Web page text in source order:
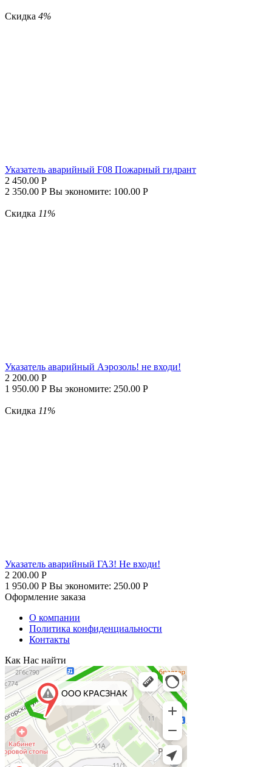
Скидка 4%
Указатель аварийный F08 Пожарный гидрант
2 450.00 Р
2 350.00 Р Вы экономите: 100.00 Р
Скидка 11%
Указатель аварийный Аэрозоль! не входи!
2 200.00 Р
1 950.00 Р Вы экономите: 250.00 Р
Скидка 11%
Указатель аварийный ГАЗ! Не входи!
2 200.00 Р
1 950.00 Р Вы экономите: 250.00 Р
Оформление заказа
О компании
Политика конфиденциальности
Контакты
Как Нас найти